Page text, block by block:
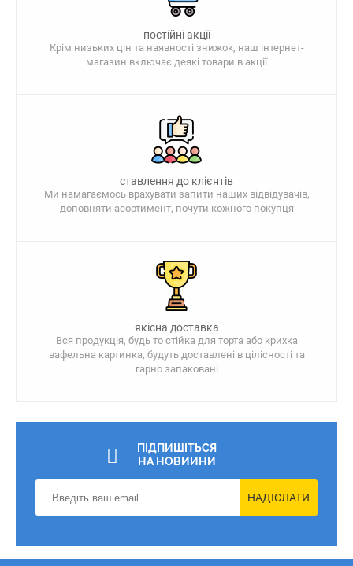
постійні акції
Крім низьких цін та наявності знижок, наш інтернет-
магазин включає деякі товари в акції
ставлення до клієнтів
Ми намагаємось врахувати запити наших відвідувачів,
доповняти асортимент, почути кожного покупця
якісна доставка
Вся продукція, будь то стійка для торта або крихка
вафельна картинка, будуть доставлені в цілісності та
гарно запаковані
ПІДПИШІТЬСЯ
НА НОВИИНИ
НАДІСЛАТИ